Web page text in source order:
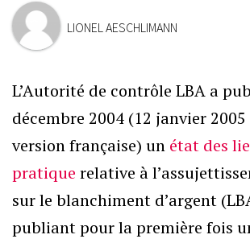
LIONEL AESCHLIMANN
L’Autorité de contrôle LBA a
décembre 2004 (12 janvier
version française) un état des
pratique relative à
sur le blanchiment d’argent
publiant pour la première fois